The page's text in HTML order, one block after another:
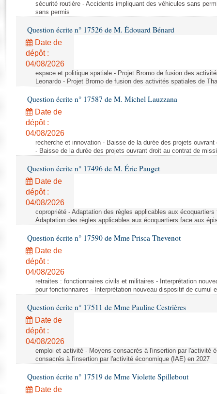
Rapports législatifs
Rapports sur l'application des lois
Baromètre de l’application des lois
Dossiers législatifs
Budget et sécurité sociale
Questions écrites et orales
Comptes rendus des débats
Anciennes législatures
sécurité routière - Accidents impliquant des véhicules sans
sans permis
Question écrite n° 17526 de M. Édouard Bénard
Date de
dépôt :
04/08/2026
espace et politique spatiale - Projet Bromo de fusion des
Leonardo - Projet Bromo de fusion des activités spatiales de
Question écrite n° 17587 de M. Michel Lauzzana
Date de
dépôt :
04/08/2026
recherche et innovation - Baisse de la durée des projets
- Baisse de la durée des projets ouvrant droit au contrat de
Question écrite n° 17496 de M. Éric Pauget
Date de
dépôt :
04/08/2026
copropriété - Adaptation des règles applicables aux
Adaptation des règles applicables aux écoquartiers face aux
Question écrite n° 17590 de Mme Prisca Thevenot
Date de
dépôt :
04/08/2026
retraites : fonctionnaires civils et militaires - Interprétation
pour fonctionnaires - Interprétation nouveau dispositif de cumul
Question écrite n° 17511 de Mme Pauline Cestrières
Date de
dépôt :
04/08/2026
emploi et activité - Moyens consacrés à l'insertion par l'activité
consacrés à l'insertion par l'activité économique (IAE) en 2027
Question écrite n° 17519 de Mme Violette Spillebout
Date de